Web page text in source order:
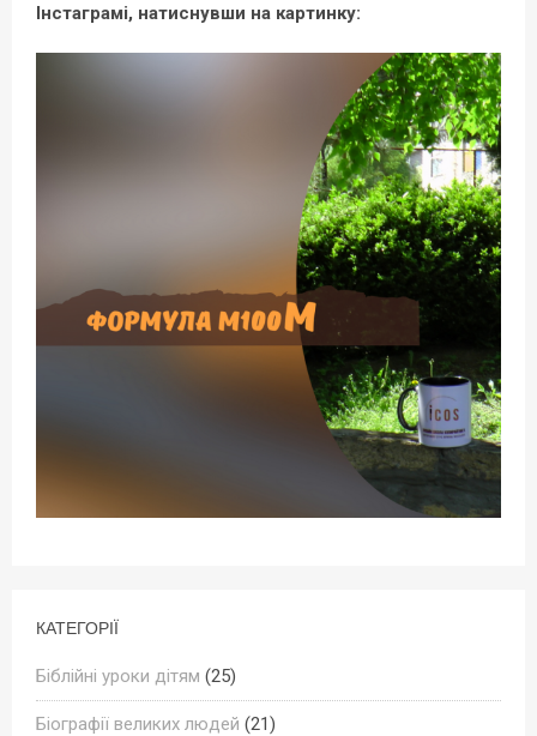
Інстаграмі, натиснувши на картинку:
КАТЕГОРІЇ
Біблійні уроки дітям (25)
Біографії великих людей (21)